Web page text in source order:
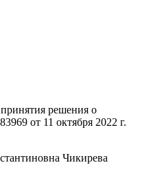
решения о
от 11 октября 2022 г.
Чикирева